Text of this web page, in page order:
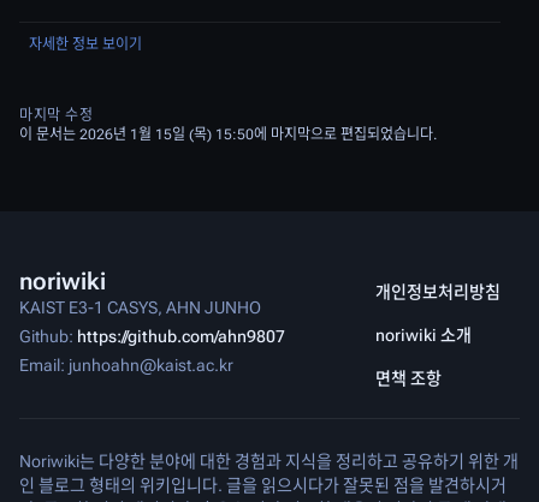
자세한 정보 보이기
마지막 수정
이 문서는 2026년 1월 15일 (목) 15:50에 마지막으로 편집되었습니다.
noriwiki
KAIST E3-1 CASYS, AHN JUNHO
Github: https://github.com/ahn9807
Email: junhoahn@kaist.ac.kr
개인정보처리방침
noriwiki 소개
면책 조항
Noriwiki는 다양한 분야에 대한 경험과 지식을 정리하고 공유하기 위한 개
인 블로그 형태의 위키입니다. 글을 읽으시다가 잘못된 점을 발견하시거